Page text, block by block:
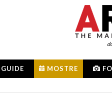
GUIDE MOSTRE